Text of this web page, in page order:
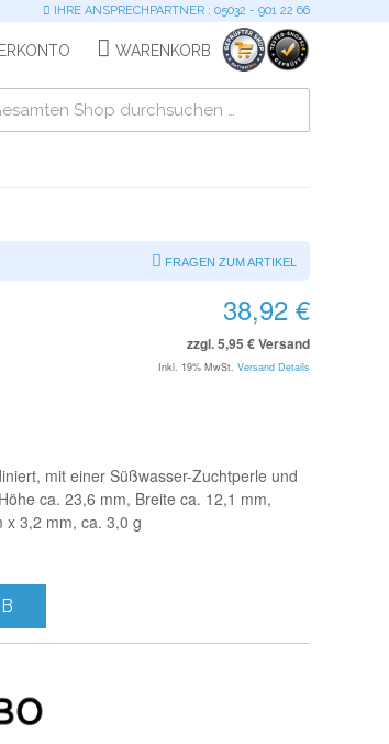
IHRE ANSPRECHPARTNER : 05032 - 901 22 66
WARENKORB
FRAGEN ZUM ARTIKEL
38,92 €
zzgl. 5,95 € Versand
Inkl. 19% MwSt. Versand Details
mit einer Süßwasser-Zuchtperle und
ca. 23,6 mm, Breite ca. 12,1 mm,
3,2 mm, ca. 3,0 g